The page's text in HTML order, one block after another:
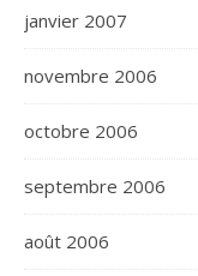
janvier 2007
novembre 2006
octobre 2006
septembre 2006
août 2006